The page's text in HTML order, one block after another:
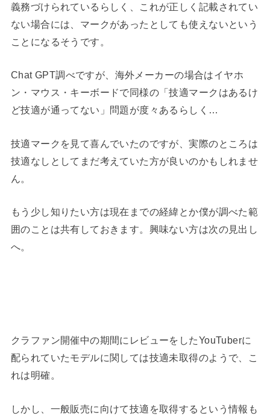
義務づけられているらしく、これが正しく記載されてい
ない場合には、マークがあったとしても使えないという
ことになるそうです。
Chat GPT調べですが、海外メーカーの場合はイヤホ
ン・マウス・キーボードで同様の「技適マークはあるけ
ど技適が通ってない」問題が度々あるらしく…
技適マークを見て喜んでいたのですが、実際のところは
技適なしとしてまだ考えていた方が良いのかもしれませ
ん。
もう少し知りたい方は現在までの経緯とか僕が調べた範
囲のことは共有しておきます。興味ない方は次の見出し
へ。
クラファン開催中の期間にレビューをしたYouTuberに
配られていたモデルに関しては技適未取得のようで、こ
れは明確。
しかし、一般販売に向けて技適を取得するという情報も